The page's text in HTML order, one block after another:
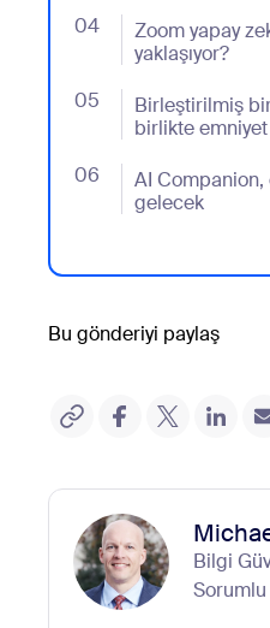
04
Zoom yapay
yaklaşıyor?
- Jumplink to Zoom
05
Birleştirilmiş bir
birlikte
- Jumplink to
06
AI
gelecek
- Jumplink to AI
Bu gönderiyi paylaş
Bilgi